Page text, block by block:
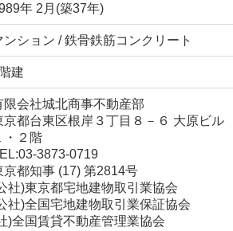
年 2月(築37年)
ンション / 鉄骨鉄筋コンクリート
建
限会社城北商事不動産部
京都台東区根岸３丁目８－６ 大原ビル
・２階
3873-0719
京都知事 (17) 第2814号
社)東京都宅地建物取引業協会
社)全国宅地建物取引業保証協会
)全国賃貸不動産管理業協会